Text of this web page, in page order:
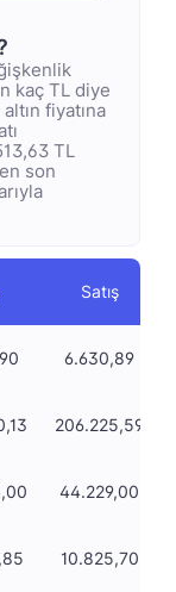
kaç TL diye
fiyatına
TL
son
Satış
6.630,89
206.225,59
44.229,00
10.825,70